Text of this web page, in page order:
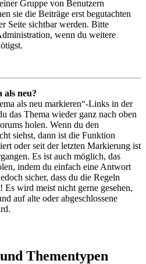
Gruppe von Benutzern
sie die Beiträge erst begutachten
Seite sichtbar werden. Bitte
wenn du weitere
als neu?
als neu markieren“-Links in der
das Thema wieder ganz nach oben
holen. Wenn du den
siehst, dann ist die Funktion
oder seit der letzten Markierung ist
Es ist auch möglich, das
indem du einfach eine Antwort
sicher, dass du die Regeln
Es wird meist nicht gerne gesehen,
auf alte oder abgeschlossene
Thementypen